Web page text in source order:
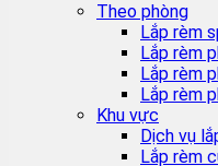
Theo phòng
Lắp rèm
Lắp rèm
Lắp rèm
Lắp rèm
Khu vực
Dịch vụ
Lắp rèm